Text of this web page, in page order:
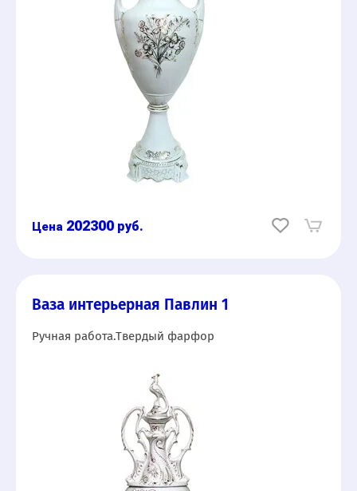
202300 руб.
Ваза интерьерная Павлин 1
Ручная работа.Твердый фарфор